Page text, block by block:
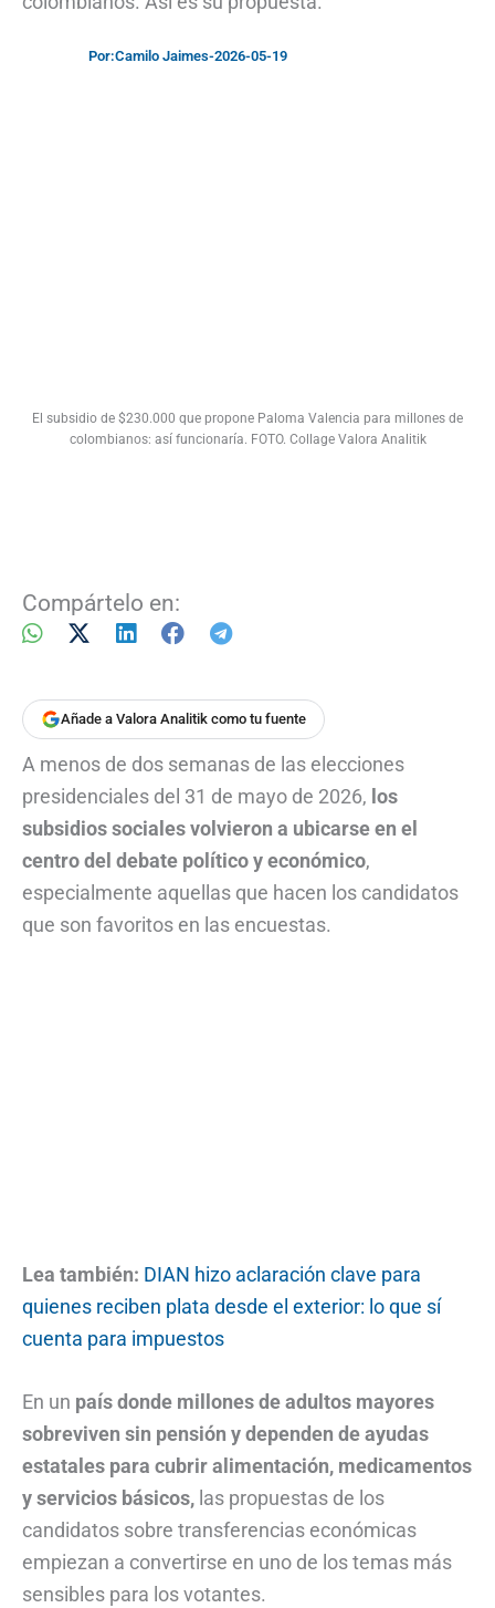
Por:Camilo Jaimes-2026-05-19
El subsidio de $230.000 que propone Paloma Valencia para millones de
colombianos: así funcionaría. FOTO. Collage Valora Analitik
Compártelo en:
Añade a Valora Analitik como tu fuente
A menos de dos semanas de las elecciones
presidenciales del 31 de mayo de 2026, los
subsidios sociales volvieron a ubicarse en el
centro del debate político y económico,
especialmente aquellas que hacen los candidatos
que son favoritos en las encuestas.
Lea también: DIAN hizo aclaración clave para
quienes reciben plata desde el exterior: lo que sí
cuenta para impuestos
En un país donde millones de adultos mayores
sobreviven sin pensión y dependen de ayudas
estatales para cubrir alimentación, medicamentos
y servicios básicos, las propuestas de los
candidatos sobre transferencias económicas
empiezan a convertirse en uno de los temas más
sensibles para los votantes.